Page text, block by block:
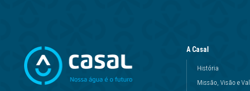
A Casal
História
Missão, Visão e